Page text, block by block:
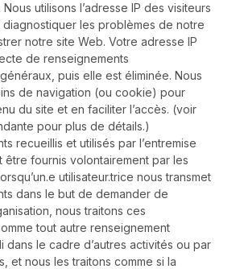
utilisons l’adresse IP des visiteurs
les problèmes de notre
notre site Web. Votre adresse IP
de renseignements
puis elle est éliminée. Nous
de navigation (ou cookie) pour
du site et en faciliter l’accès. (voir
pour plus de détails.)
recueillis et utilisés par l’entremise
fournis volontairement par les
utilisateur.trice nous transmet
dans le but de demander de
nous traitons ces
tout autre renseignement
dans le cadre d’autres activités ou par
et nous les traitons comme si la